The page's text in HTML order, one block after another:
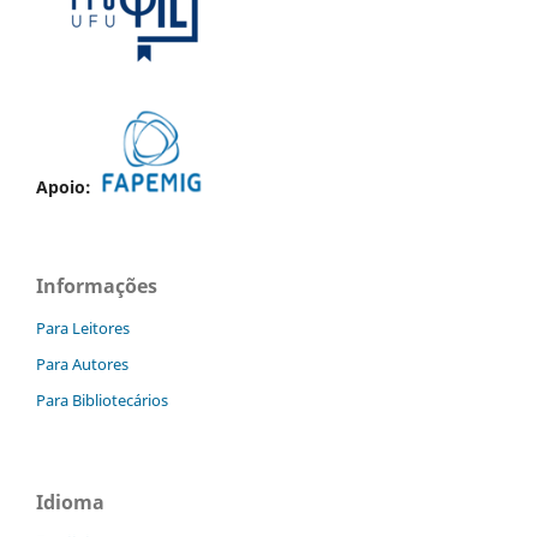
Apoio:
Informações
Para Leitores
Para Autores
Para Bibliotecários
Idioma